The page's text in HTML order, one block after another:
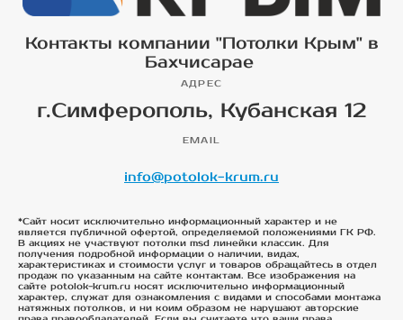
Контакты компании "Потолки Крым" в
Бахчисарае
АДРЕС
г.Симферополь, Кубанская 12
EMAIL
info@potolok-krum.ru
*Сайт носит исключительно информационный характер и не
является публичной офертой, определяемой положениями ГК РФ.
В акциях не участвуют потолки msd линейки классик. Для
получения подробной информации о наличии, видах,
характеристиках и стоимости услуг и товаров обращайтесь в отдел
продаж по указанным на сайте контактам. Все изображения на
сайте potolok-krum.ru носят исключительно информационный
характер, служат для ознакомления с видами и способами монтажа
натяжных потолков, и ни коим образом не нарушают авторские